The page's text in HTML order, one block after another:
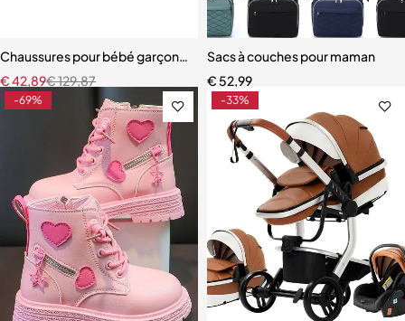
Chaussures pour bébé garçon et fille de 1 à 6 ans
€129,87
€42,89
Sacs à couches pour maman
€ 52,99
-69% -33%